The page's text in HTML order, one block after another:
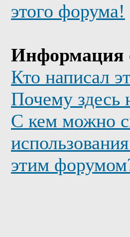
этого форума!
Информация
Кто написал
Почему здесь
С кем можно
этим